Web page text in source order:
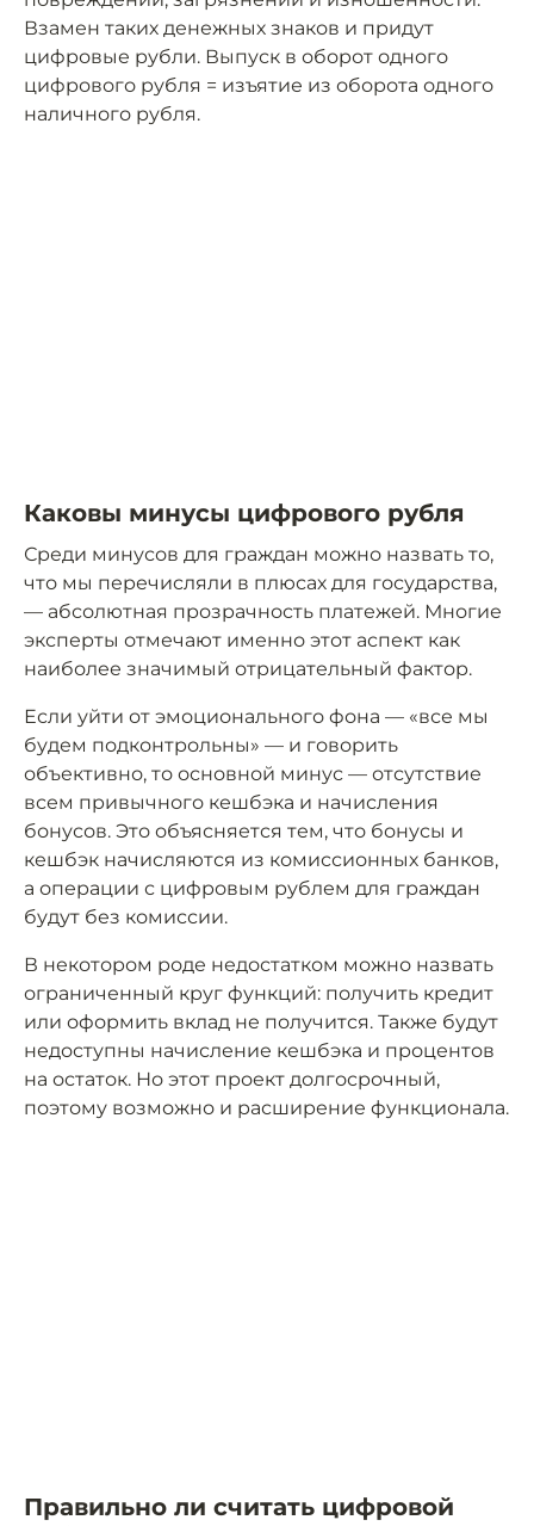
Взамен таких денежных знаков и придут
цифровые рубли. Выпуск в оборот одного
цифрового рубля = изъятие из оборота одного
наличного рубля.
Каковы минусы цифрового рубля
Среди минусов для граждан можно назвать то,
что мы перечисляли в плюсах для государства,
— абсолютная прозрачность платежей. Многие
эксперты отмечают именно этот аспект как
наиболее значимый отрицательный фактор.
Если уйти от эмоционального фона — «все мы
будем подконтрольны» — и говорить
объективно, то основной минус — отсутствие
всем привычного кешбэка и начисления
бонусов. Это объясняется тем, что бонусы и
кешбэк начисляются из комиссионных банков,
а операции с цифровым рублем для граждан
будут без комиссии.
В некотором роде недостатком можно назвать
ограниченный круг функций: получить кредит
или оформить вклад не получится. Также будут
недоступны начисление кешбэка и процентов
на остаток. Но этот проект долгосрочный,
поэтому возможно и расширение функционала.
Правильно ли считать цифровой